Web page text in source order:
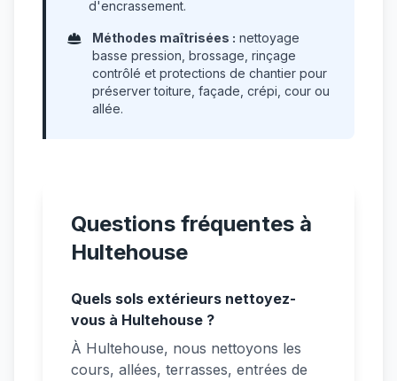
d'encrassement.
Méthodes maîtrisées : nettoyage
basse pression, brossage, rinçage
contrôlé et protections de chantier pour
préserver toiture, façade, crépi, cour ou
allée.
Questions fréquentes à
Hultehouse
Quels sols extérieurs nettoyez-
vous à Hultehouse ?
À Hultehouse, nous nettoyons les
cours, allées, terrasses, entrées de